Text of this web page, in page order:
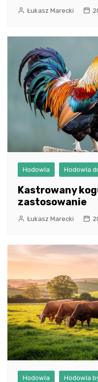
Łukasz Marecki
Hodowla Hodowla
Kastrowany
zastosowanie
Łukasz Marecki
Hodowla Hodowla